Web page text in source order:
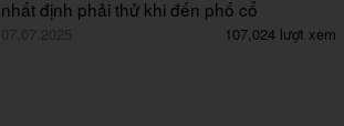
nhất định phải thử khi đến phố cổ
07.07.2025 107,024 lượt xem